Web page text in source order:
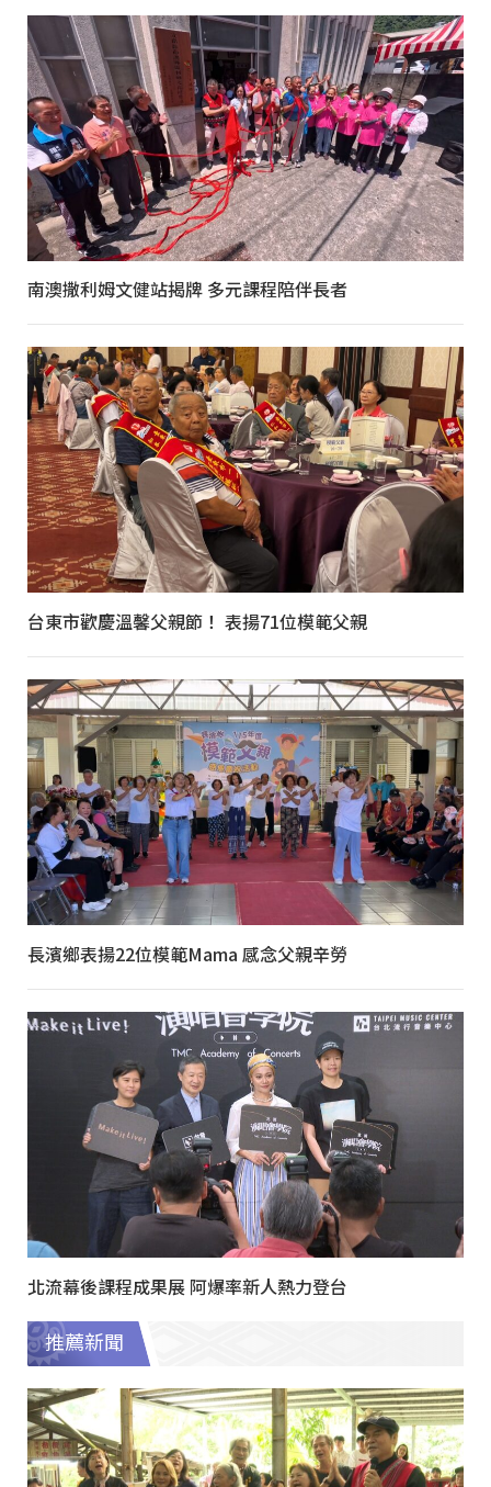
南澳撒利姆文健站揭牌 多元課程陪伴長者
台東市歡慶溫馨父親節！ 表揚71位模範父親
長濱鄉表揚22位模範Mama 感念父親辛勞
北流幕後課程成果展 阿爆率新人熱力登台
推薦新聞